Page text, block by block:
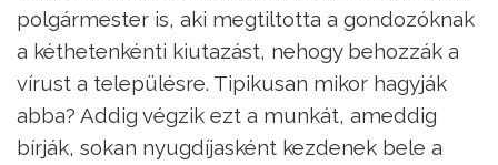
polgármester is, aki megtiltotta a gondozóknak
a kéthetenkénti kiutazást, nehogy behozzák a
vírust a településre. Tipikusan mikor hagyják
abba? Addig végzik ezt a munkát, ameddig
bírják, sokan nyugdíjasként kezdenek bele a